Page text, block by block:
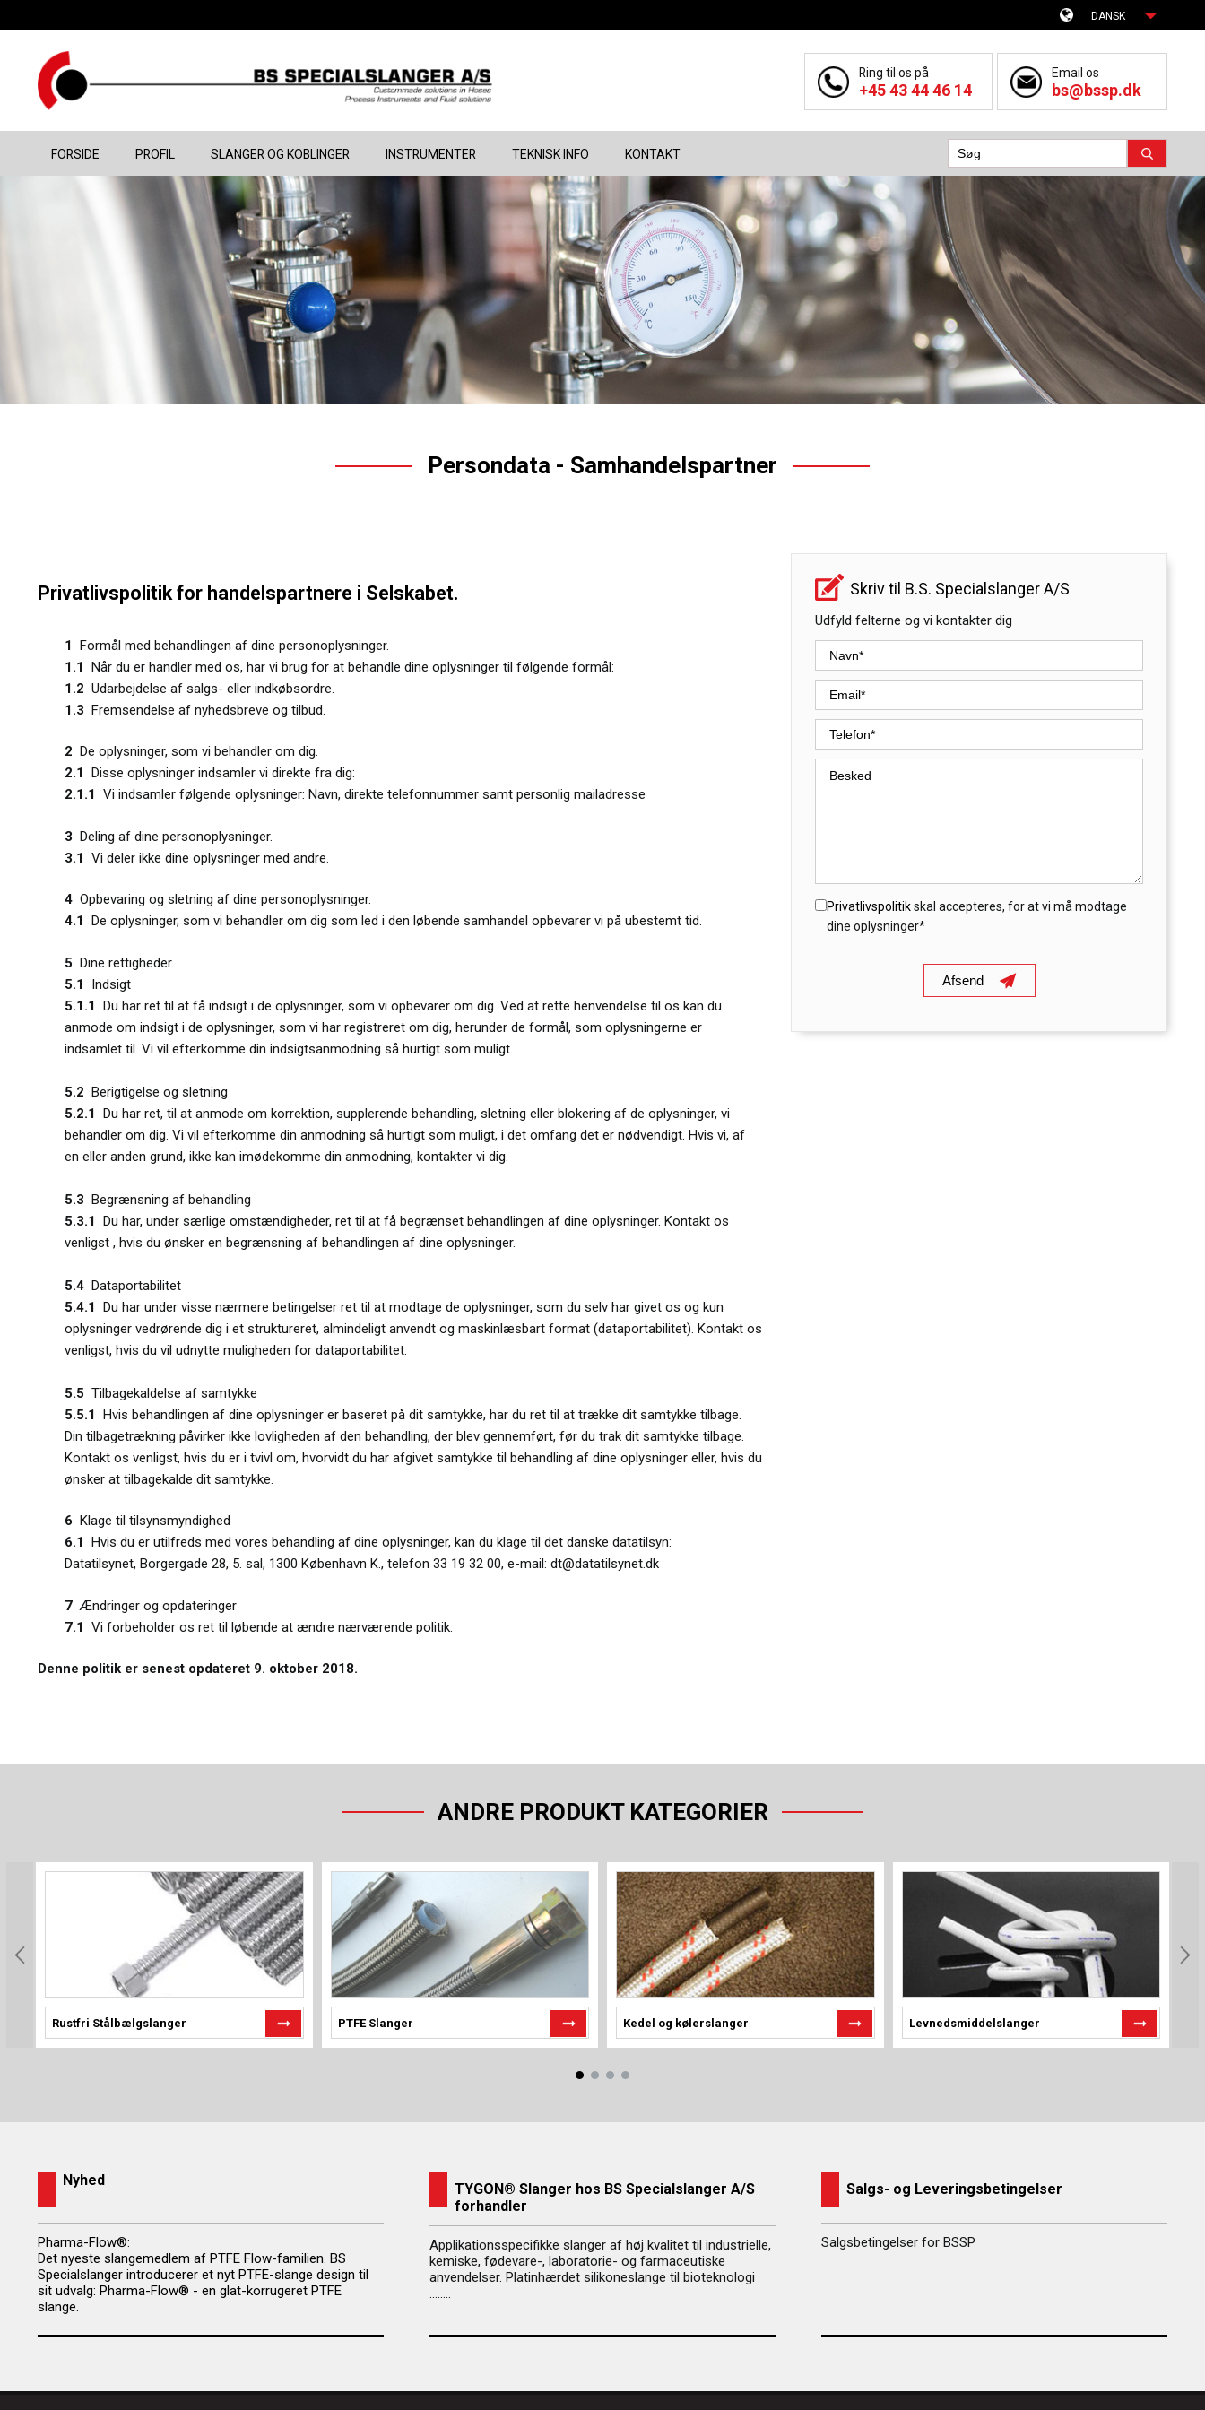
DANSK
Ring til os på
+45 43 44 46 14
Email os
bs@bssp.dk
FORSIDE PROFIL SLANGER OG KOBLINGER INSTRUMENTER TEKNISK INFO KONTAKT
Persondata - Samhandelspartner
Privatlivspolitik for handelspartnere i Selskabet.
1 Formål med behandlingen af dine personoplysninger.
1.1 Når du er handler med os, har vi brug for at behandle dine oplysninger til følgende formål:
1.2 Udarbejdelse af salgs- eller indkøbsordre.
1.3 Fremsendelse af nyhedsbreve og tilbud.
2 De oplysninger, som vi behandler om dig.
2.1 Disse oplysninger indsamler vi direkte fra dig:
2.1.1 Vi indsamler følgende oplysninger: Navn, direkte telefonnummer samt personlig mailadresse
3 Deling af dine personoplysninger.
3.1 Vi deler ikke dine oplysninger med andre.
4 Opbevaring og sletning af dine personoplysninger.
4.1 De oplysninger, som vi behandler om dig som led i den løbende samhandel opbevarer vi på ubestemt tid.
5 Dine rettigheder.
5.1
Indsigt
5.1.1 Du har ret til at få indsigt i de oplysninger, som vi opbevarer om dig. Ved at rette henvendelse til os kan du
anmode om indsigt i de oplysninger, som vi har registreret om dig, herunder de formål, som oplysningerne er
indsamlet til. Vi vil efterkomme din indsigtsanmodning så hurtigt som muligt.
5.2 Berigtigelse og sletning
5.2.1 Du har ret, til at anmode om korrektion, supplerende behandling, sletning eller blokering af de oplysninger, vi
behandler om dig. Vi vil efterkomme din anmodning så hurtigt som muligt, i det omfang det er nødvendigt. Hvis vi, af
en eller anden grund, ikke kan imødekomme din anmodning, kontakter vi dig.
5.3 Begrænsning af behandling
5.3.1 Du har, under særlige omstændigheder, ret til at få begrænset behandlingen af dine oplysninger. Kontakt os
venligst , hvis du ønsker en begrænsning af behandlingen af dine oplysninger.
5.4 Dataportabilitet
5.4.1 Du har under visse nærmere betingelser ret til at modtage de oplysninger, som du selv har givet os og kun
oplysninger vedrørende dig i et struktureret, almindeligt anvendt og maskinlæsbart format (dataportabilitet). Kontakt os
venligst, hvis du vil udnytte muligheden for dataportabilitet.
5.5 Tilbagekaldelse af samtykke
5.5.1 Hvis behandlingen af dine oplysninger er baseret på dit samtykke, har du ret til at trække dit samtykke tilbage.
Din tilbagetrækning påvirker ikke lovligheden af den behandling, der blev gennemført, før du trak dit samtykke tilbage.
Kontakt os venligst, hvis du er i tvivl om, hvorvidt du har afgivet samtykke til behandling af dine oplysninger eller, hvis du
ønsker at tilbagekalde dit samtykke.
6 Klage til tilsynsmyndighed
6.1 Hvis du er utilfreds med vores behandling af dine oplysninger, kan du klage til det danske datatilsyn:
Datatilsynet, Borgergade 28, 5. sal, 1300 København K., telefon 33 19 32 00, e-mail: dt@datatilsynet.dk
7 Ændringer og opdateringer
7.1 Vi forbeholder os ret til løbende at ændre nærværende politik.
Denne politik er senest opdateret 9. oktober 2018.
Skriv til B.S. Specialslanger A/S
Udfyld felterne og vi kontakter dig​
Privatlivspolitikskal accepteres, for at vi må modtage
dine oplysninger*
ANDRE PRODUKT KATEGORIER
Rustfri Stålbælgslanger PTFE Slanger Kedel og kølerslanger Levnedsmiddelslanger
Nyhed
Pharma-Flow®:
Det nyeste slangemedlem af PTFE Flow-familien. BS
Specialslanger introducerer et nyt PTFE-slange design til
sit udvalg: Pharma-Flow® - en glat-korrugeret PTFE
slange.
TYGON® Slanger hos BS Specialslanger A/S
forhandler
Applikationsspecifikke slanger af høj kvalitet til industrielle,
kemiske, fødevare-, laboratorie- og farmaceutiske
anvendelser.Platinhærdet silikoneslange til bioteknologi
Salgs- og Leveringsbetingelser
Salgsbetingelser for BSSP